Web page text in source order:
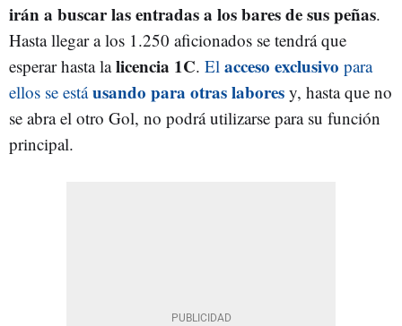
irán a buscar las entradas a los bares de sus peñas.
Hasta llegar a los 1.250 aficionados se tendrá que
esperar hasta lalicencia 1C. El acceso exclusivo para
ellos se estáusando para otras labores y, hasta que no
se abra el otro Gol, no podrá utilizarse para su función
principal.